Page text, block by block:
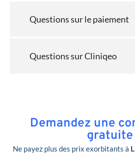
Questions sur le paiement
Questions sur Cliniqeo
Demandez une
gratuite
Ne payez plus des prix exorbitants à